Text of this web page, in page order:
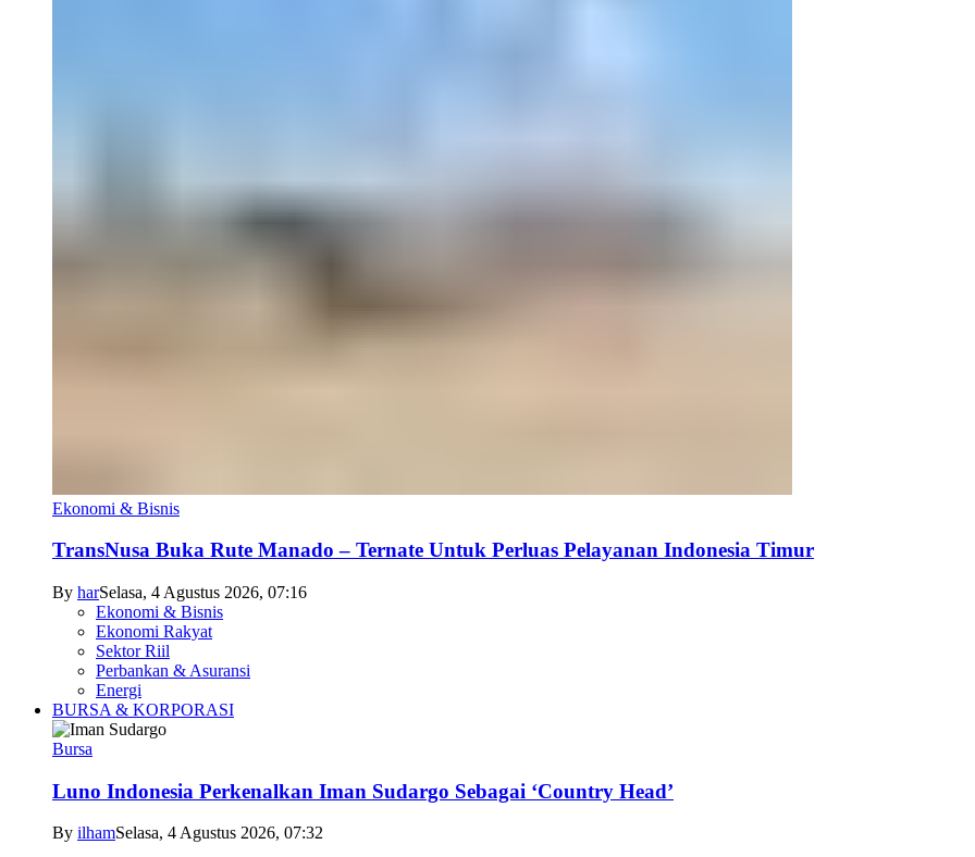
Ekonomi & Bisnis
TransNusa Buka Rute Manado – Ternate Untuk Perluas Pelayanan Indonesia Timur
By harSelasa, 4 Agustus 2026, 07:16
Ekonomi & Bisnis
Ekonomi Rakyat
Sektor Riil
Perbankan & Asuransi
Energi
BURSA & KORPORASI
Bursa
Luno Indonesia Perkenalkan Iman Sudargo Sebagai ‘Country Head’
By ilhamSelasa, 4 Agustus 2026, 07:32